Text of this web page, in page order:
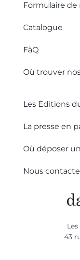
Formulaire
Catalogue
FàQ
Où trouver
Les Editions
La presse en
Où déposer
Nous
43